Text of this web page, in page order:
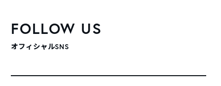
FOLLOW US
オフィシャルSNS